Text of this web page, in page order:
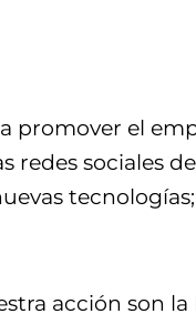
promover el
redes sociales
acción son